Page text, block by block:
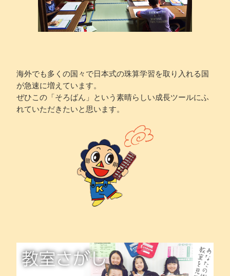
海外でも多くの国々で日本式の珠算学習を取り入れる国
が急速に増えています。
ぜひこの「そろばん」という素晴らしい成長ツールにふ
れていただきたいと思います。